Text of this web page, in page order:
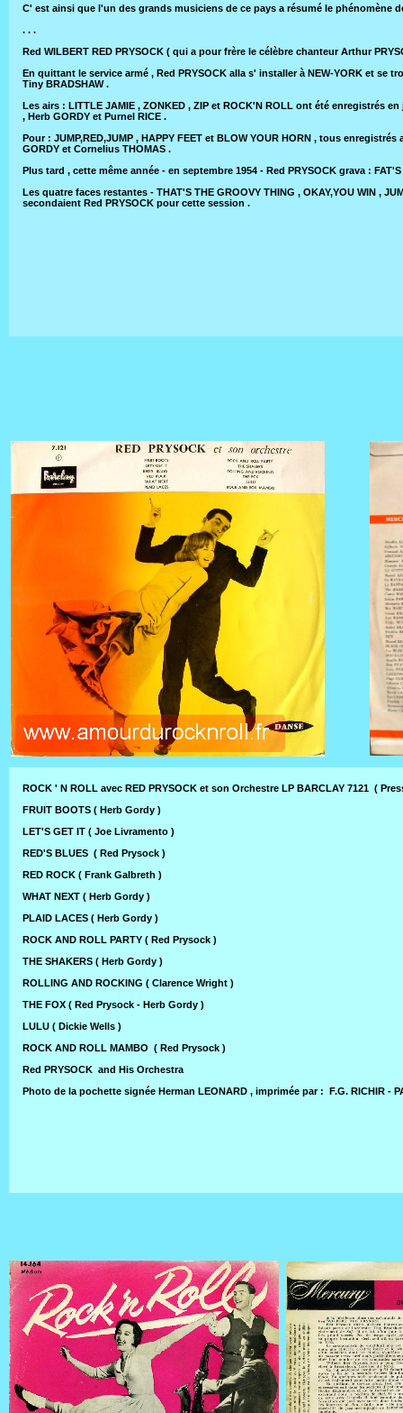
ROCK ' N ROLL avec RED PRYSOCK et son Orchestre LP BARCLAY 7121 (
FRUIT BOOTS ( Herb Gordy )
LET'S GET IT ( Joe Livramento )
RED'S BLUES ( Red Prysock )
RED ROCK ( Frank Galbreth )
WHAT NEXT ( Herb Gordy )
PLAID LACES ( Herb Gordy )
ROCK AND ROLL PARTY ( Red Prysock )
THE SHAKERS ( Herb Gordy )
ROLLING AND ROCKING ( Clarence Wright )
THE FOX ( Red Prysock - Herb Gordy )
LULU ( Dickie Wells )
ROCK AND ROLL MAMBO ( Red Prysock )
Red PRYSOCK and His Orchestra
Photo de la pochette signée Herman LEONARD , imprimée par : F.G. RICHIR -
C' est ainsi que l'un des grands musiciens de ce pays a résumé le
. . .
Red WILBERT RED PRYSOCK ( qui a pour frère le célèbre chanteur Arthur
En quittant le service armé , Red PRYSOCK alla s' installer à NEW-YORK et se
Tiny BRADSHAW .
Les airs : LITTLE JAMIE , ZONKED , ZIP et ROCK'N ROLL ont été enregistrés
, Herb GORDY et Purnel RICE .
Pour : JUMP,RED,JUMP , HAPPY FEET et BLOW YOUR HORN , tous
GORDY et Cornelius THOMAS .
Plus tard , cette même année - en septembre 1954 - Red PRYSOCK grava :
Les quatre faces restantes - THAT'S THE GROOVY THING , OKAY,YOU WIN ,
secondaient Red PRYSOCK pour cette session .